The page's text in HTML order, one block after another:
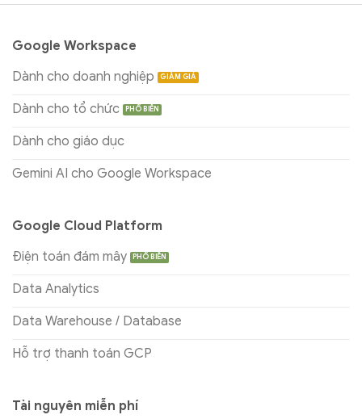
Google Workspace
Dành cho doanh nghiệp
Dành cho tổ chức
Dành cho giáo dục
Gemini AI cho Google Workspace
Google Cloud Platform
Điện toán đám mây
Data Analytics
Data Warehouse / Database
Hỗ trợ thanh toán GCP
Tài nguyên miễn phí